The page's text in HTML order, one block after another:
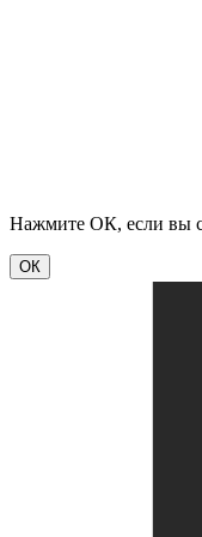
Нажмите ОК, если вы
ОК